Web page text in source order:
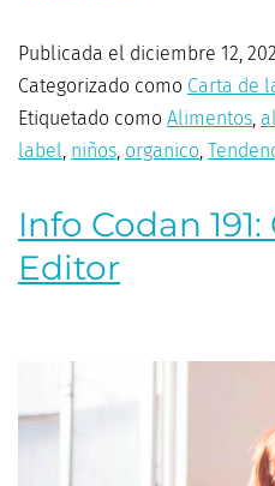
Publicada el diciembre 12,
Categorizado como Carta de
Etiquetado como Alimentos,
label, niños, organico,
Info Codan
Editor